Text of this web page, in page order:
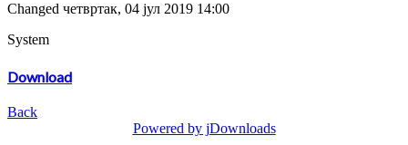
Changed четвртак, 04 јул 2019 14:00
System
Download
Back
Powered by jDownloads